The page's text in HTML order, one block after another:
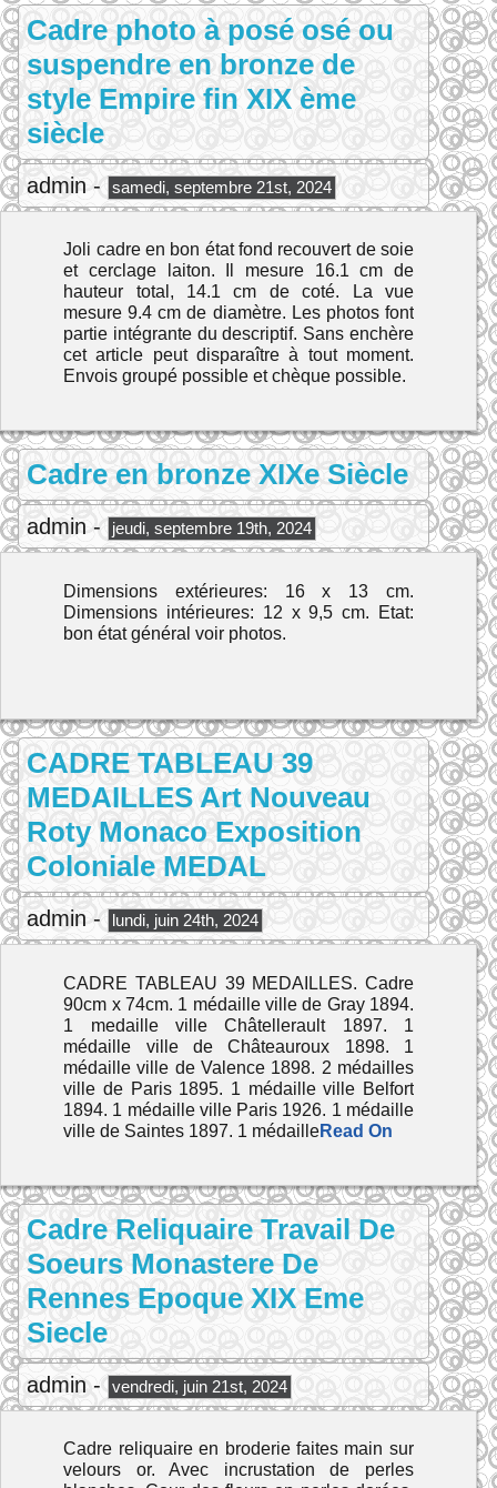
Cadre photo à posé osé ou
suspendre en bronze de
style Empire fin XIX ème
siècle
admin - samedi, septembre 21st, 2024
Joli cadre en bon état fond recouvert de soie
et cerclage laiton. Il mesure 16.1 cm de
hauteur total, 14.1 cm de coté. La vue
mesure 9.4 cm de diamètre. Les photos font
partie intégrante du descriptif. Sans enchère
cet article peut disparaître à tout moment.
Envois groupé possible et chèque possible.
Cadre en bronze XIXe Siècle
admin - jeudi, septembre 19th, 2024
Dimensions extérieures: 16 x 13 cm.
Dimensions intérieures: 12 x 9,5 cm. Etat:
bon état général voir photos.
CADRE TABLEAU 39
MEDAILLES Art Nouveau
Roty Monaco Exposition
Coloniale MEDAL
admin - lundi, juin 24th, 2024
CADRE TABLEAU 39 MEDAILLES. Cadre
90cm x 74cm. 1 médaille ville de Gray 1894.
1 medaille ville Châtellerault 1897. 1
médaille ville de Châteauroux 1898. 1
médaille ville de Valence 1898. 2 médailles
ville de Paris 1895. 1 médaille ville Belfort
1894. 1 médaille ville Paris 1926. 1 médaille
ville de Saintes 1897. 1 médailleRead On
Cadre Reliquaire Travail De
Soeurs Monastere De
Rennes Epoque XIX Eme
Siecle
admin - vendredi, juin 21st, 2024
Cadre reliquaire en broderie faites main sur
velours or. Avec incrustation de perles